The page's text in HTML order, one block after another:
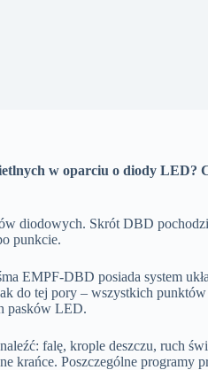
w oparciu o diody LED?
diodowych. Skrót DBD
punkcie.
EMPF-DBD posiada system
do tej pory – wszystkich
pasków LED.
falę, krople deszczu, ruch
krańce. Poszczególne programy